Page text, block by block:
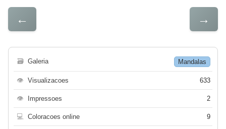
← →
🗃 Galeria Mandalas
👁 Visualizacoes 633
👁 Impressoes 2
💻 Coloracoes online 9